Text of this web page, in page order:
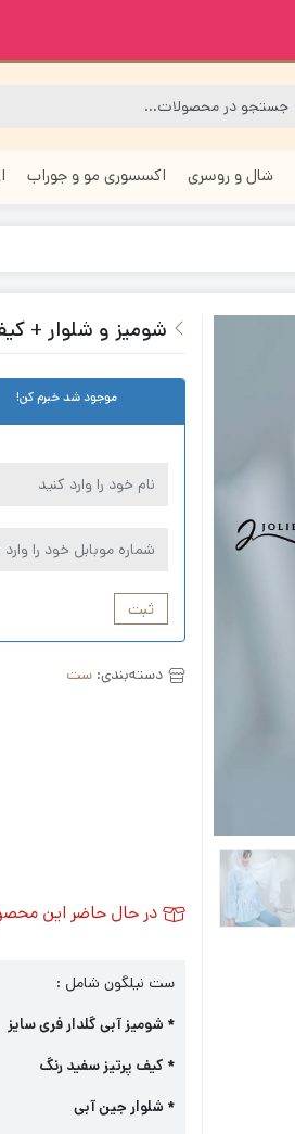
شال و روسری اکسسوری مو و جوراب
شومیز و شلوار +
موجود شد خبرم کن!
ثبت
دسته‌بندی:ست
در حال حاضر این
ست نیلگون شامل :
* شومیز آبی گلدار فری سایز
* کیف پرتیز سفید رنگ
* شلوار جین آبی